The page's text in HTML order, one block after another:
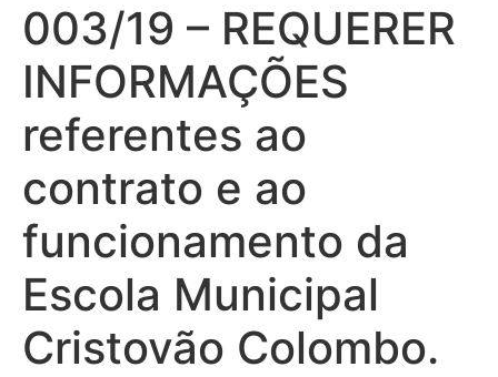
003/19 – REQUERER
INFORMAÇÕES
referentes ao
contrato e ao
funcionamento da
Escola Municipal
Cristovão Colombo.